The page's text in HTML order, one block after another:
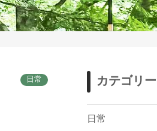
日常 カテゴリー
日常